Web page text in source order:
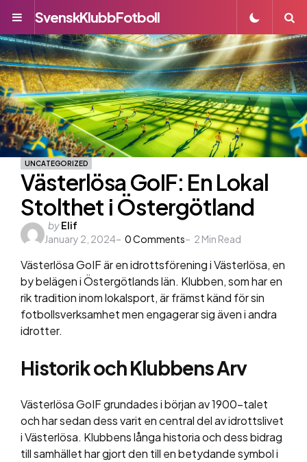
Menu
SvenskKlubbFotboll
UNCATEGORIZED
Västerlösa GoIF: En Lokal
Stolthet i Östergötland
Posted
by
byElif
January 2, 2024
0Comments 2 Min Read
Västerlösa GoIF är en idrottsförening i Västerlösa, en
by belägen i Östergötlands län. Klubben, som har en
rik tradition inom lokalsport, är främst känd för sin
fotbollsverksamhet men engagerar sig även i andra
idrotter.
Historik och Klubbens Arv
Västerlösa GoIF grundades i början av 1900-talet
och har sedan dess varit en central del av idrottslivet
i Västerlösa. Klubbens långa historia och dess bidrag
till samhället har gjort den till en betydande symbol i